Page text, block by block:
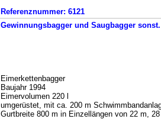
Referenznummer: 6121
Gewinnungsbagger und Saugbagger
Eimerkettenbagger
Baujahr 1994
Eimervolumen 220 l
umgerüstet, mit ca. 200 m
Gurtbreite 800 m in Einzellängen von 22 m,